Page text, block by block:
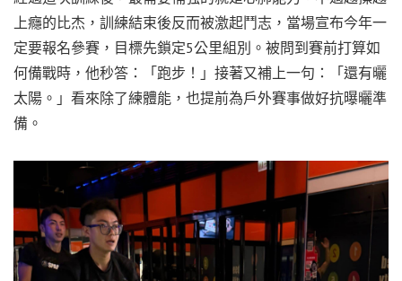
上癮的比杰，訓練結束後反而被激起鬥志，當場宣布今年一
定要報名參賽，目標先鎖定5公里組別。被問到賽前打算如
何備戰時，他秒答：「跑步！」接著又補上一句：「還有曬
太陽。」看來除了練體能，也提前為戶外賽事做好抗曝曬準
備。